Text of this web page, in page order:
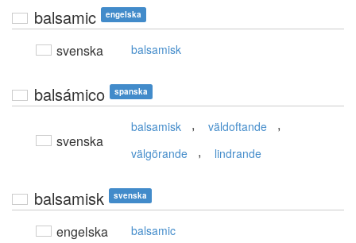
balsamic engelska
svenska balsamisk
balsámico spanska
svenska
balsamisk , väldoftande ,
välgörande , lindrande
balsamisk svenska
engelska balsamic